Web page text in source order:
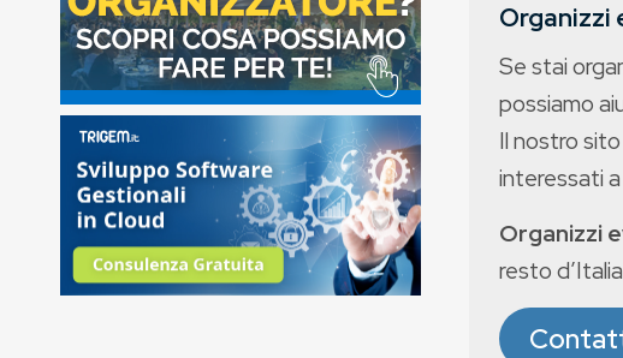
Organizzi
Se stai
possiamo
Il nostro
interessati
Organizzi
resto